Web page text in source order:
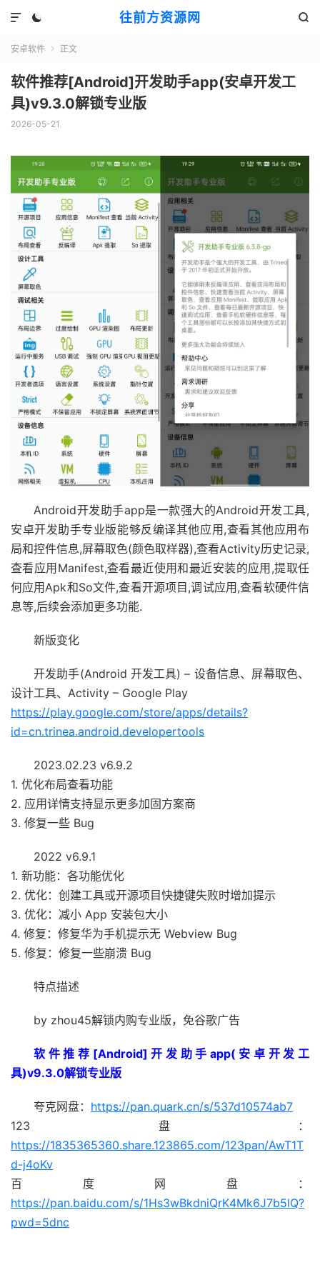
往前方资源网
 

安卓软件  正文
软件推荐[Android]开发助手app(安卓开发工
具)v9.3.0解锁专业版
2026-05-21
Android开发助手app是一款强大的Android开发工具,
安卓开发助手专业版能够反编译其他应用,查看其他应用布
局和控件信息,屏幕取色(颜色取样器),查看Activity历史记录,
查看应用Manifest,查看最近使用和最近安装的应用,提取任
何应用Apk和So文件,查看开源项目,调试应用,查看软硬件信
息等,后续会添加更多功能.
新版变化
开发助手(Android 开发工具) – 设备信息、屏幕取色、
设计工具、Activity – Google Play
https://play.google.com/store/apps/details?
id=cn.trinea.android.developertools
2023.02.23 v6.9.2
1. 优化布局查看功能
2. 应用详情支持显示更多加固方案商
3. 修复一些 Bug
2022 v6.9.1
1. 新功能：各功能优化
2. 优化：创建工具或开源项目快捷键失败时增加提示
3. 优化：减小 App 安装包大小
4. 修复：修复华为手机提示无 Webview Bug
5. 修复：修复一些崩溃 Bug
特点描述
by zhou45解锁内购专业版，免谷歌广告
软件推荐[Android]开发助手app(安卓开发工
具)v9.3.0解锁专业版
夸克网盘： https://pan.quark.cn/s/537d10574ab7
123盘：
https://1835365360.share.123865.com/123pan/AwT1T
d-j4oKv
百度网盘：
https://pan.baidu.com/s/1Hs3wBkdniQrK4Mk6J7b5lQ?
pwd=5dnc